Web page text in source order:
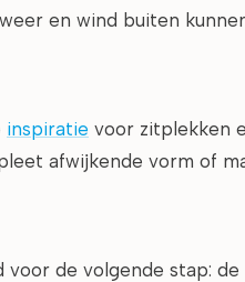
en wind buiten
inspiratie voor zitplekken
afwijkende vorm of
de volgende stap: